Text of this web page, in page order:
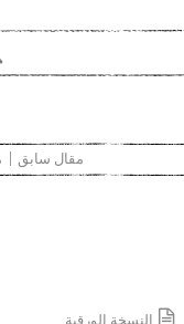
مقال سابق
النسخة الورقية